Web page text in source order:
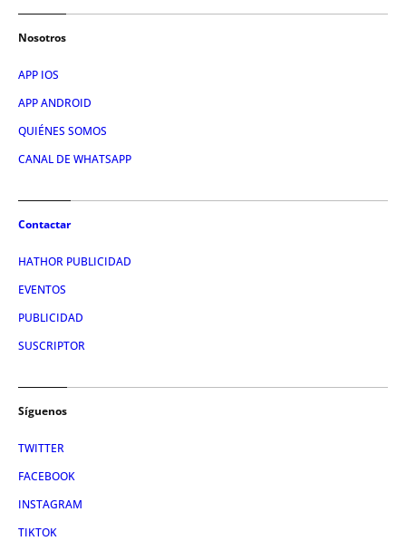
Nosotros
APP IOS
APP ANDROID
QUIÉNES SOMOS
CANAL DE WHATSAPP
Contactar
HATHOR PUBLICIDAD
EVENTOS
PUBLICIDAD
SUSCRIPTOR
Síguenos
TWITTER
FACEBOOK
INSTAGRAM
TIKTOK